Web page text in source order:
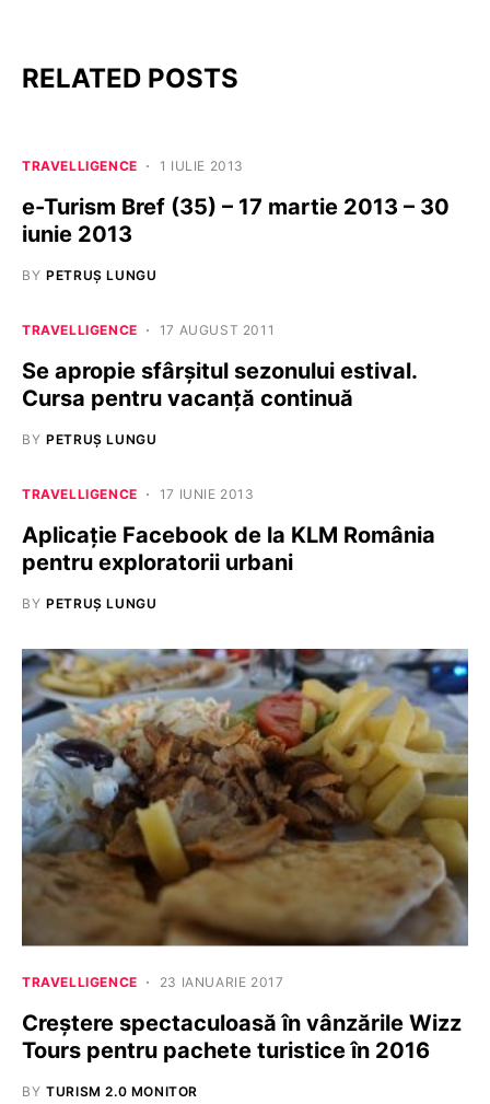
RELATED POSTS
TRAVELLIGENCE 1 IULIE 2013
e-Turism Bref (35) – 17 martie 2013 – 30
iunie 2013
BY PETRUȘ LUNGU
TRAVELLIGENCE 17 AUGUST 2011
Se apropie sfârşitul sezonului estival.
Cursa pentru vacanţă continuă
BY PETRUȘ LUNGU
TRAVELLIGENCE 17 IUNIE 2013
Aplicaţie Facebook de la KLM România
pentru exploratorii urbani
BY PETRUȘ LUNGU
TRAVELLIGENCE 23 IANUARIE 2017
Creștere spectaculoasă în vânzările Wizz
Tours pentru pachete turistice în 2016
BY TURISM 2.0 MONITOR